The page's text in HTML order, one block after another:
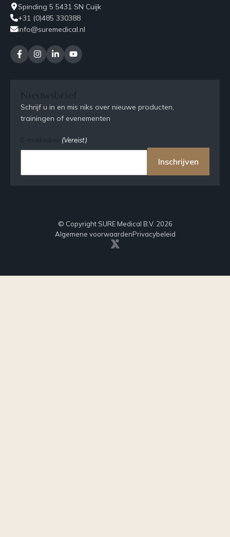
Spinding 5 5431 SN Cuijk
+31 (0)485 330388
info@suremedical.nl
Schrijf u in en mis niks over nieuwe producten,
trainingen of evenementen
(Vereist)
Inschrijven
© Copyright SURE Medical B.V. 2026
Algemene voorwaardenPrivacybeleid